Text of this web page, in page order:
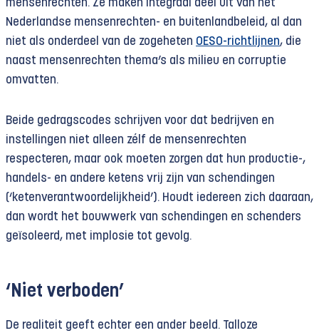
mensenrechten. Ze maken integraal deel uit van het
Nederlandse mensenrechten- en buitenlandbeleid, al dan
niet als onderdeel van de zogeheten OESO-richtlijnen, die
naast mensenrechten thema’s als milieu en corruptie
omvatten.
Beide gedragscodes schrijven voor dat bedrijven en
instellingen niet alleen zélf de mensenrechten
respecteren, maar ook moeten zorgen dat hun productie-,
handels- en andere ketens vrij zijn van schendingen
(‘ketenverantwoor­delijkheid’). Houdt iedereen zich daaraan,
dan wordt het bouwwerk van schendingen en schenders
geïsoleerd, met implosie tot gevolg.
‘Niet verboden’
De realiteit geeft echter een ander beeld. Talloze